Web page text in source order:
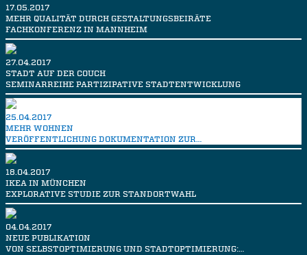
17.05.2017
MEHR QUALITÄT DURCH GESTALTUNGSBEIRÄTE
FACHKONFERENZ IN MANNHEIM
27.04.2017
STADT AUF DER COUCH
SEMINARREIHE PARTIZIPATIVE STADTENTWICKLUNG
25.04.2017
MEHR WOHNEN
VERÖFFENTLICHUNG DOKUMENTATION ZUR…
18.04.2017
IKEA IN MÜNCHEN
EXPLORATIVE STUDIE ZUR STANDORTWAHL
04.04.2017
NEUE PUBLIKATION
VON SELBSTOPTIMIERUNG UND STADTOPTIMIERUNG:…